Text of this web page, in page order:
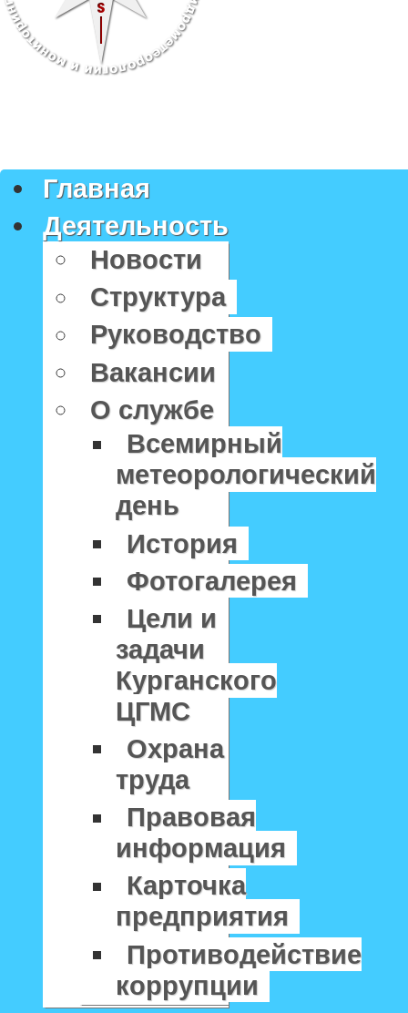
Главная
Деятельность
Новости
Структура
Руководство
Вакансии
О службе
Всемирный
метеорологический
день
История
Фотогалерея
Цели и
задачи
Курганского
ЦГМС
Охрана
труда
Правовая
информация
Карточка
предприятия
Противодействие
коррупции